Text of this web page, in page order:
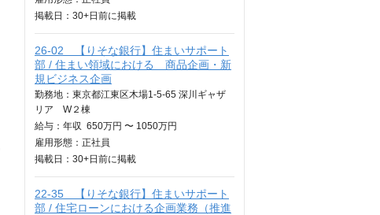
掲載日： 30+日 前に掲載
26‐02 【りそな銀行】住まいサポート
部 / 住まい領域における 商品企画・新
規ビジネス企画
勤務地：東京都江東区木場1-5-65 深川ギャザ
リア W２棟
給与： 年収 650万円 〜 1050万円
雇用形態：正社員
掲載日： 30+日 前に掲載
22-35 【りそな銀行】住まいサポート
部 / 住宅ローンにおける企画業務（推進